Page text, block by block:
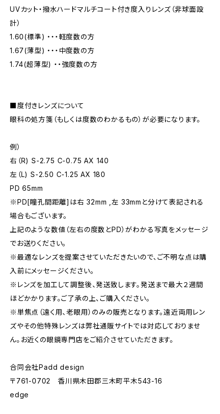
UVカット・撥水ハードマルチコート付き度入りレンズ（非球面設
計）
1.60(標準) ・・・軽度数の方
1.67(薄型) ・・・中度数の方
1.74(超薄型) ・・強度数の方
■度付きレンズについて
眼科の処方箋（もしくは度数のわかるもの）が必要になります。
例）
右（R) S-2.75 C-0.75 AX 140
左（L) S-2.50 C-1.25 AX 180
PD 65mm
※PD[瞳孔間距離]は右 32mm ,左 33mmと分けて表記される
場合もございます。
上記のような数値（左右の度数とPD）がわかる写真をメッセージ
でお送りください。
※最適なレンズを提案させていただきたいので、ご不明な点は購
入前にメッセージください。
※レンズを加工して調整後、発送致します。発送まで最大２週間
ほどかかります。ご了承の上、ご購入ください。
※単焦点（遠く用、老眼用）のみの販売となります。遠近両用レン
ズやその他特殊レンズは弊社通販サイトでは対応しておりませ
ん。お近くの眼鏡専門店をご紹介させていただきます。
合同会社Padd design
〒761-0702 香川県木田郡三木町平木543-16
edge